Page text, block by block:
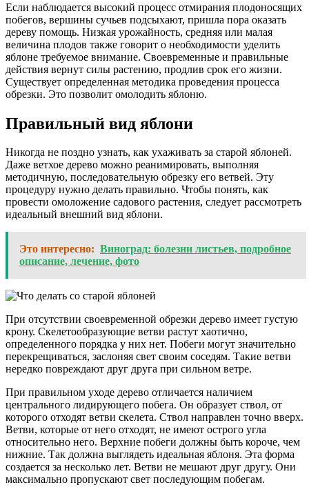
Если наблюдается высокий процесс отмирания плодоносящих
побегов, вершины сучьев подсыхают, пришла пора оказать
дереву помощь. Низкая урожайность, средняя или малая
величина плодов также говорит о необходимости уделить
яблоне требуемое внимание. Своевременные и правильные
действия вернут силы растению, продлив срок его жизни.
Существует определенная методика проведения процесса
обрезки. Это позволит омолодить яблоню.
Правильный вид яблони
Никогда не поздно узнать, как ухаживать за старой яблоней.
Даже ветхое дерево можно реанимировать, выполняя
методичную, последовательную обрезку его ветвей. Эту
процедуру нужно делать правильно. Чтобы понять, как
провести омоложение садового растения, следует рассмотреть
идеальный внешний вид яблони.
Это интересно: Виноград: болезни листьев, подробное
описание, лечение, фото
При отсутствии своевременной обрезки дерево имеет густую
крону. Скелетообразующие ветви растут хаотично,
определенного порядка у них нет. Побеги могут значительно
перекрещиваться, заслоняя свет своим соседям. Такие ветви
нередко повреждают друг друга при сильном ветре.
При правильном уходе дерево отличается наличием
центрального лидирующего побега. Он образует ствол, от
которого отходят ветви скелета. Ствол направлен точно вверх.
Ветви, которые от него отходят, не имеют острого угла
относительно него. Верхние побеги должны быть короче, чем
нижние. Так должна выглядеть идеальная яблоня. Эта форма
создается за несколько лет. Ветви не мешают друг другу. Они
максимально пропускают свет последующим побегам.